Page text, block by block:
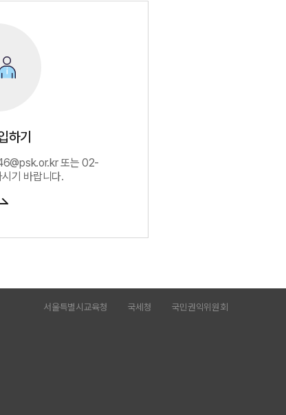
하기
또는 02-
기 바랍니다.
서울특별시교육청 국세청 국민권익위원회